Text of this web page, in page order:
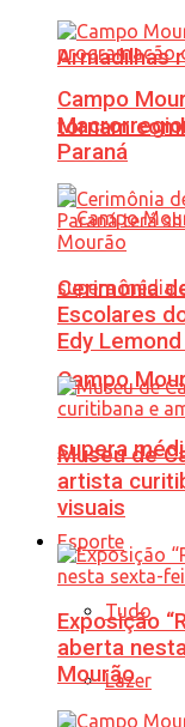
Armadilhas
tornam
Campo
supera
Esporte
Tudo
Lazer
Campo
Paraná
Cerimônia
Escolares
Edy
Museu de
artista
visuais
Exposição
aberta
Mourão